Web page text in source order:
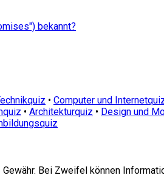
bekannt?
• Computer und
• Architekturquiz • Design und
Bei Zweifel können